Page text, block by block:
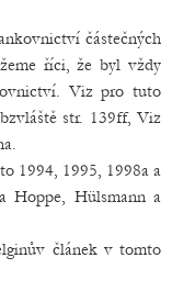
částečných
říci, že byl vždy
Viz pro tuto
str. 139ff, Viz
1994, 1995, 1998a a
Hoppe, Hülsmann a
článek v tomto